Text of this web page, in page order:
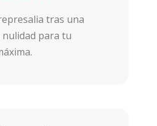
tras una
nulidad para tu